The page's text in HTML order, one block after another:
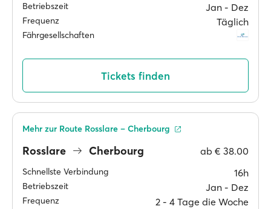
Betriebszeit Jan ‐ Dez
Frequenz Täglich
Fährgesellschaften
Tickets finden
Rosslare Cherbourg ab € 38.00
Schnellste Verbindung 16h
Betriebszeit Jan ‐ Dez
Frequenz 2 ‐ 4 Tage die Woche
Mehr zur Route Rosslare – Cherbourg